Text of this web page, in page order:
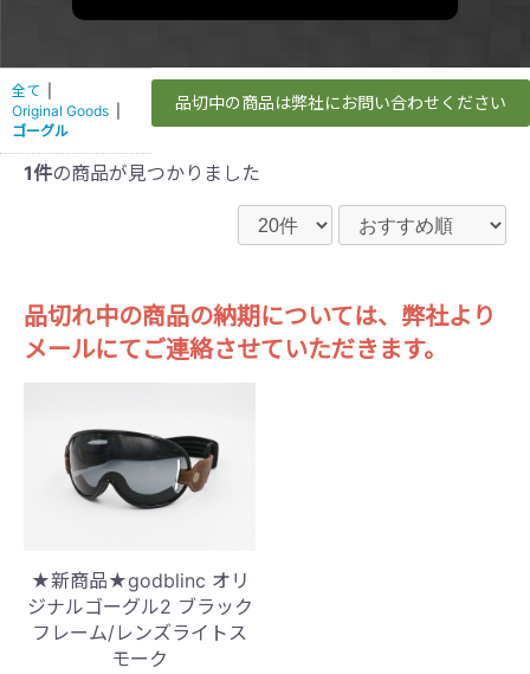
品切中の商品は弊社にお問い合わせください
全て
Original Goods
ゴーグル
1件の商品が見つかりました
品切れ中の商品の納期については、弊社より
メールにてご連絡させていただきます。
★新商品★godblinc オリ
ジナルゴーグル2 ブラック
フレーム/レンズライトス
モーク